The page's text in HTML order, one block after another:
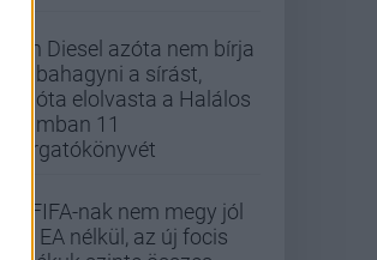
Vin Diesel azóta nem bírja
abbahagyni a sírást,
mióta elolvasta a Halálos
iramban 11
forgatókönyvét
A FIFA-nak nem megy jól
az EA nélkül, az új focis